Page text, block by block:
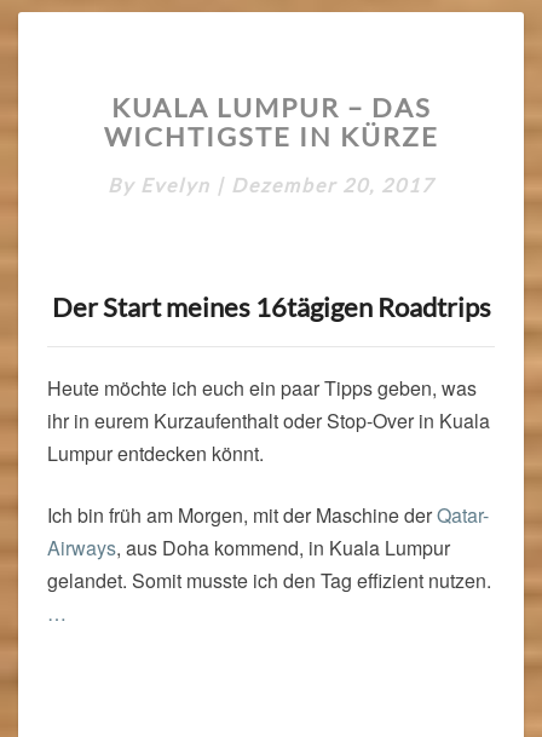
LUMPUR
–
WICHTIGSTE
KUALA LUMPUR – DAS
WICHTIGSTE IN KÜRZE
By Evelyn | Dezember 20, 2017
Der Start meines 16tägigen Roadtrips
Heute möchte ich euch ein paar Tipps geben, was
ihr in eurem Kurzaufenthalt oder Stop-Over in Kuala
Lumpur entdecken könnt.
Ich bin früh am Morgen, mit der Maschine derQatar-
Airways, aus Doha kommend, in Kuala Lumpur
gelandet. Somit musste ich den Tag effizient nutzen.
…